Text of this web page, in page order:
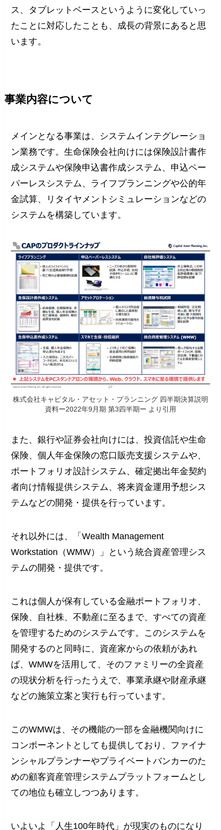
ス、タブレットベースというように変化していっ
たことに対応したことも、成長の背景にあると思
います。
事業内容について
メインとなる事業は、システムインテグレーショ
ン業務です。生命保険会社向けには保険設計書作
成システムや保険申込書作成システム、申込ペー
パーレスシステム、ライフプランニングや公的年
金試算、リタイヤメントシミュレーションなどの
システムを構築しています。
株式会社キャピタル・アセット・プランニング 四半期決算説明
資料ー2022年9月期 第3四半期ー より引用
また、銀行や証券会社向けには、投資信託や生命
保険、個人年金保険の窓口販売支援システムや、
ポートフォリオ設計システム、確定拠出年金契約
者向け情報提供システム、将来資金運用予想シス
テムなどの開発・提供を行っています。
それ以外には、「Wealth Management
Workstation（WMW）」という統合資産管理シス
テムの開発・提供です。
これは個人が保有している金融ポートフォリオ、
保険、自社株、不動産に至るまで、すべての資産
を管理するためのシステムです。このシステムを
開発するのと同時に、資産家からの依頼があれ
ば、WMWを活用して、そのファミリーの全資産
の現状分析を行ったうえで、事業承継や財産承継
などの施策立案と実行も行っています。
このWMWは、その機能の一部を金融機関向けに
コンポーネントとしても提供しており、ファイナ
ンシャルプランナーやプライベートバンカーのた
めの顧客資産管理システムプラットフォームとし
ての地位も確立しつつあります。
いよいよ「人生100年時代」が現実のものになり